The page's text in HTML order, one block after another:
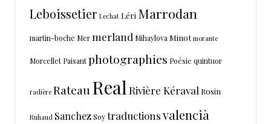
Leboissetier Lechat Léri Marrodan
martin-boche Mermerland Mihaylova Minot morante
Morcellet Paisantphotographies Poésie quintuor
radière RateauReal Rivière Kéraval Rosin
Ruhaud SanchezSoytraductionsvalencià